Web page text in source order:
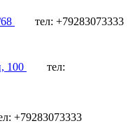
тел: +79283073333
100
тел:
+79283073333